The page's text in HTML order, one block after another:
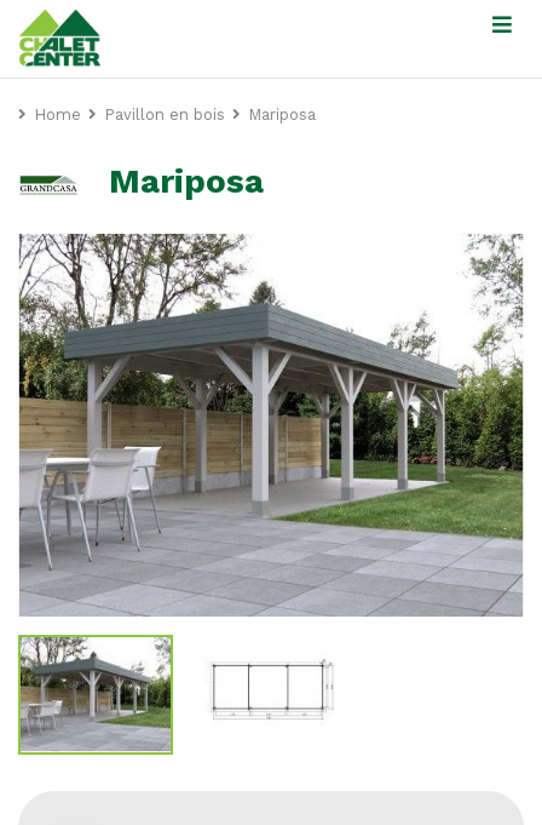
Home Pavillon en bois Mariposa
Mariposa